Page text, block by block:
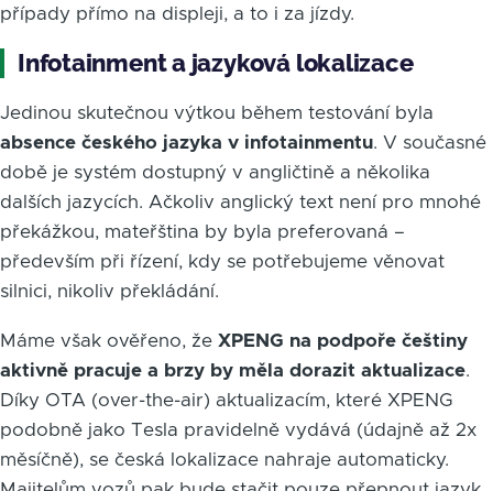
případy přímo na displeji, a to i za jízdy.
Infotainment a jazyková lokalizace
Jedinou skutečnou výtkou během testování byla
absence českého jazyka v infotainmentu. V současné
době je systém dostupný v angličtině a několika
dalších jazycích. Ačkoliv anglický text není pro mnohé
překážkou, mateřština by byla preferovaná –
především při řízení, kdy se potřebujeme věnovat
silnici, nikoliv překládání.
Máme však ověřeno, že XPENG na podpoře češtiny
aktivně pracuje a brzy by měla dorazit aktualizace.
Díky OTA (over-the-air) aktualizacím, které XPENG
podobně jako Tesla pravidelně vydává (údajně až 2x
měsíčně), se česká lokalizace nahraje automaticky.